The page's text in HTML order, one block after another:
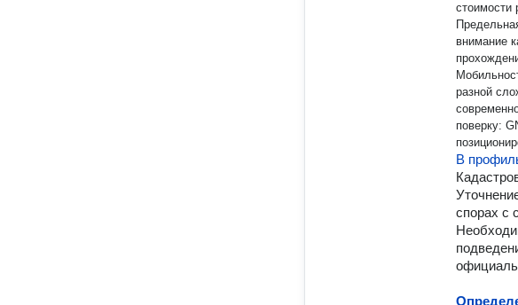
стоимости
внимание
разной сложности. Инструменты и
поверку:
работ,
моими
садовых
В
спорах с